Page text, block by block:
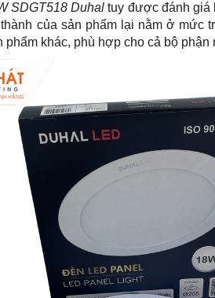
SDGT518 Duhaltuy được đánh giá
của sản phẩm lại nằm ở mức
phẩm khác, phù hợp cho cả bộ